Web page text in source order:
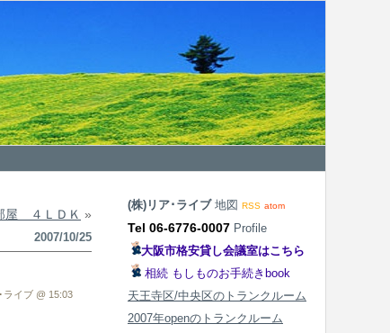
４ＬＤＫ »
2007/10/25
イブ @ 15:03
(株)リア･ライブ 地図 RSS atom
Tel 06-6776-0007 Profile
大阪市格安貸し会議室はこちら
相続 もしものお手続きbook
天王寺区/中央区のトランクルーム
2007年openのトランクルーム